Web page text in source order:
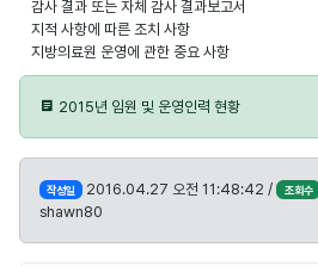
감사 결과 또는 자체 감사 결과보고서
지적 사항에 따른 조치 사항
지방의료원 운영에 관한 중요 사항
2015년 임원 및 운영인력 현황
작성일 2016.04.27 오전 11:48:42 / 조회수
shawn80